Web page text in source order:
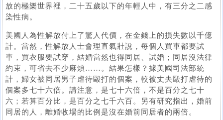
放的極樂世界裡，二十五歲以下的年輕人中，有三分之二感
染性病。
美國人為性解放付上了驚人代價，在金錢上的損失數以千億
計。當然，性解放人士會理直氣壯說，每個人買車都要試
車，買衣服要試穿，結婚當然也得同居、試婚；同居沒法律
約束，可省去不少麻煩……。結果怎樣？據美國司法部統
計，婦女被同居男子虐待毆打的個案，較被丈夫毆打虐待的
個案多七十六倍。請注意，是七十六倍，不是百分之七十
六；若算百分比，是百分之七千六百。另有研究指出，婚前
同居的人，離婚收場的比例是沒在婚前同居者的兩倍。